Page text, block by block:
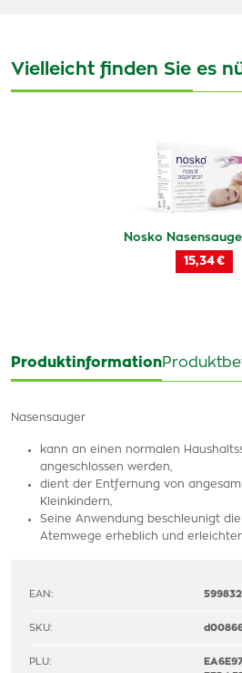
Vielleicht finden Sie es
Nosko
15,34 €
Produktinformation
Nasensauger
kann an einen normalen
angeschlossen werden,
dient der Entfernung von
Kleinkindern,
Seine Anwendung beschleunigt
Atemwege erheblich und
EAN:
SKU:
PLU: